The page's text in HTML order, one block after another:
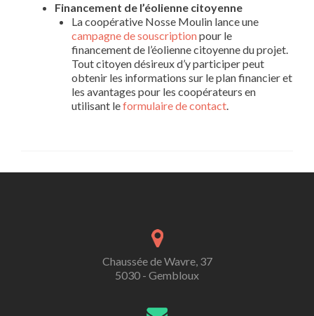
Financement de l’éolienne citoyenne
La coopérative Nosse Moulin lance une
campagne de souscriptionpour le
financement de l’éolienne citoyenne du projet.
Tout citoyen désireux d’y participer peut
obtenir les informations sur le plan financier et
les avantages pour les coopérateurs en
utilisant leformulaire de contact.
Chaussée de Wavre, 37
5030 - Gembloux